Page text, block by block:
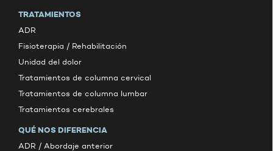
TRATAMIENTOS
ADR
Fisioterapia / Rehabilitación
Unidad del dolor
Tratamientos de columna cervical
Tratamientos de columna lumbar
Tratamientos cerebrales
QUÉ NOS DIFERENCIA
ADR / Abordaje anterior